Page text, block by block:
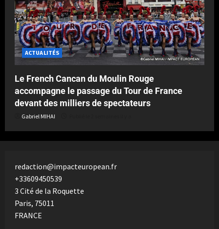
ACTUALITÉS
Le French Cancan du Moulin Rouge
accompagne le passage du Tour de France
devant des milliers de spectateurs
Gabriel MIHAI
redaction@impacteuropean.fr
+33609450539
3 Cité de la Roquette
Paris, 75011
FRANCE